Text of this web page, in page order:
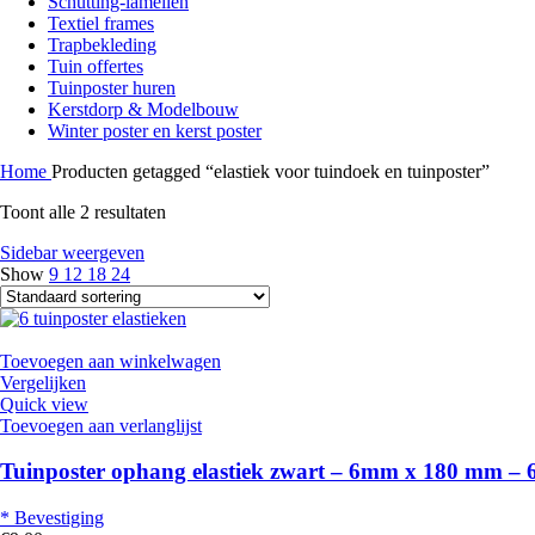
Textiel frames
Trapbekleding
Tuin offertes
Tuinposter huren
Kerstdorp & Modelbouw
Winter poster en kerst poster
Home Producten getagged “elastiek voor tuindoek en tuinposter”
Toont alle 2 resultaten
Sidebar weergeven
Show 9 12 18 24
Toevoegen aan winkelwagen
Vergelijken
Quick view
Toevoegen aan verlanglijst
Tuinposter ophang elastiek zwart – 6mm x 180 mm –
* Bevestiging